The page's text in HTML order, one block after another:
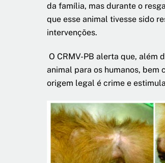
da família, mas durante o
que esse animal tivesse sido
intervenções.
O CRMV-PB alerta que, além
animal para os humanos, bem
origem legal é crime e